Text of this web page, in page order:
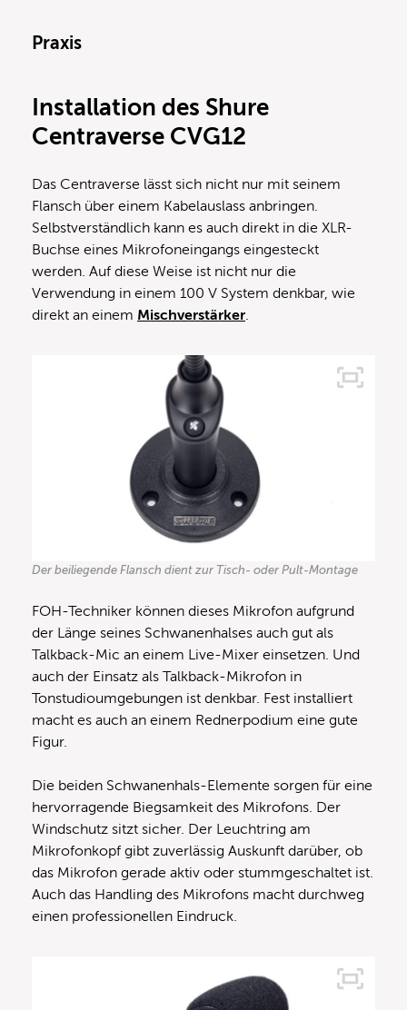
Praxis
Installation des Shure
Centraverse CVG12
Das Centraverse lässt sich nicht nur mit seinem
Flansch über einem Kabelauslass anbringen.
Selbstverständlich kann es auch direkt in die XLR-
Buchse eines Mikrofoneingangs eingesteckt
werden. Auf diese Weise ist nicht nur die
Verwendung in einem 100 V System denkbar, wie
direkt an einem Mischverstärker.
Der beiliegende Flansch dient zur Tisch- oder Pult-Montage
FOH-Techniker können dieses Mikrofon aufgrund
der Länge seines Schwanenhalses auch gut als
Talkback-Mic an einem Live-Mixer einsetzen. Und
auch der Einsatz als Talkback-Mikrofon in
Tonstudioumgebungen ist denkbar. Fest installiert
macht es auch an einem Rednerpodium eine gute
Figur.
Die beiden Schwanenhals-Elemente sorgen für eine
hervorragende Biegsamkeit des Mikrofons. Der
Windschutz sitzt sicher. Der Leuchtring am
Mikrofonkopf gibt zuverlässig Auskunft darüber, ob
das Mikrofon gerade aktiv oder stummgeschaltet ist.
Auch das Handling des Mikrofons macht durchweg
einen professionellen Eindruck.